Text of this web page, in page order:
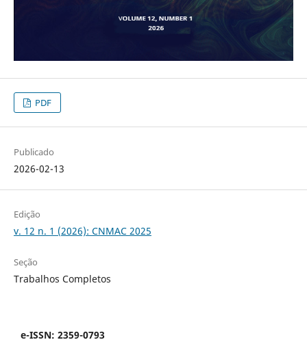
PDF
Publicado
2026-02-13
Edição
v. 12 n. 1 (2026): CNMAC 2025
Seção
Trabalhos Completos
e-ISSN: 2359-0793